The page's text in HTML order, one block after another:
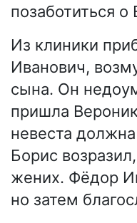
позаботиться о
Из клиники
Иванович,
сына. Он
пришла
невеста
Борис
жених. Фёдор
но затем